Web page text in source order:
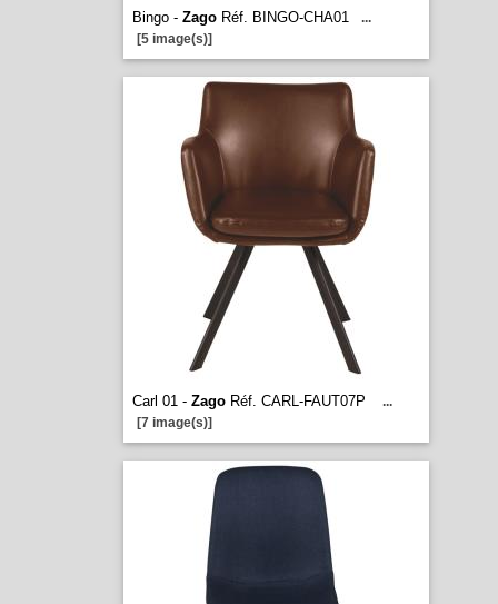
Bingo - ZagoRéf. BINGO-CHA01
...
[5 image(s)]
Carl 01 - ZagoRéf. CARL-FAUT07P
...
[7 image(s)]